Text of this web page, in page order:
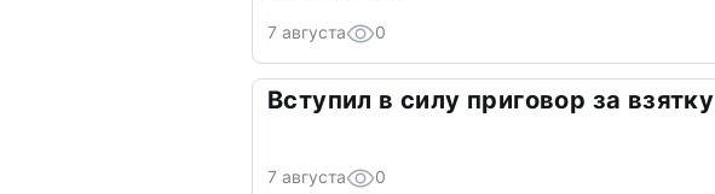
7 августа 0
Вступил в силу приговор за взятку
7 августа 0